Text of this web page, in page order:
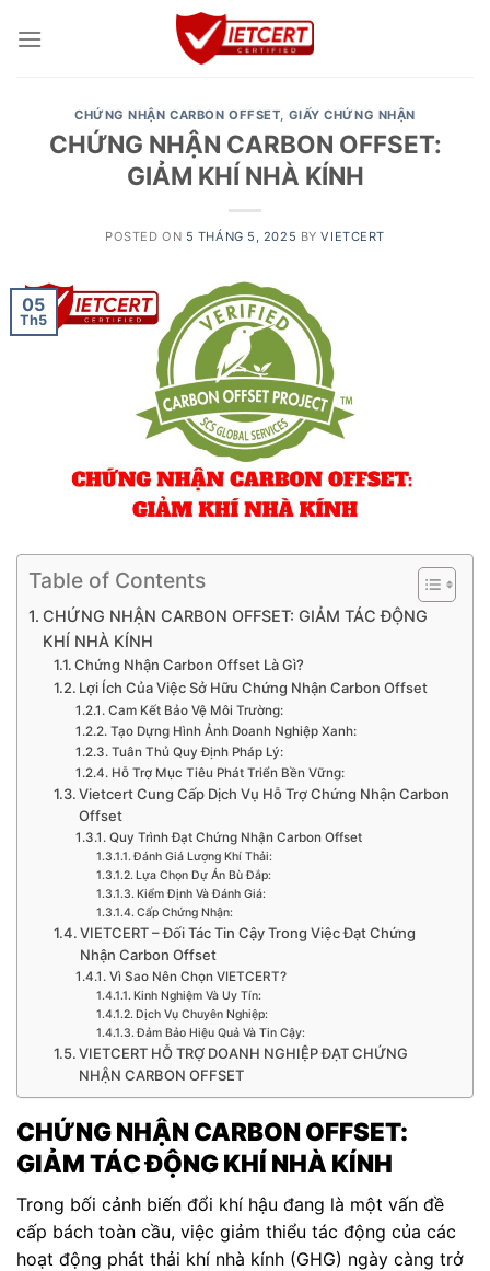
CHỨNG NHẬN CARBON OFFSET, GIẤY CHỨNG NHẬN
CHỨNG NHẬN CARBON OFFSET:
GIẢM KHÍ NHÀ KÍNH
POSTED ON 5 THÁNG 5, 2025 BYVIETCERT
05
Th5
Table of Contents
CHỨNG NHẬN CARBON OFFSET: GIẢM TÁC ĐỘNG
KHÍ NHÀ KÍNH
Chứng Nhận Carbon Offset Là Gì?
Lợi Ích Của Việc Sở Hữu Chứng Nhận Carbon Offset
Cam Kết Bảo Vệ Môi Trường:
Tạo Dựng Hình Ảnh Doanh Nghiệp Xanh:
Tuân Thủ Quy Định Pháp Lý:
Hỗ Trợ Mục Tiêu Phát Triển Bền Vững:
Vietcert Cung Cấp Dịch Vụ Hỗ Trợ Chứng Nhận Carbon
Offset
Quy Trình Đạt Chứng Nhận Carbon Offset
Đánh Giá Lượng Khí Thải:
Lựa Chọn Dự Án Bù Đắp:
Kiểm Định Và Đánh Giá:
Cấp Chứng Nhận:
VIETCERT – Đối Tác Tin Cậy Trong Việc Đạt Chứng
Nhận Carbon Offset
Vì Sao Nên Chọn VIETCERT?
Kinh Nghiệm Và Uy Tín:
Dịch Vụ Chuyên Nghiệp:
Đảm Bảo Hiệu Quả Và Tin Cậy:
VIETCERT HỖ TRỢ DOANH NGHIỆP ĐẠT CHỨNG
NHẬN CARBON OFFSET
CHỨNG NHẬN CARBON OFFSET:
GIẢM TÁC ĐỘNG KHÍ NHÀ KÍNH
Trong bối cảnh biến đổi khí hậu đang là một vấn đề
cấp bách toàn cầu, việc giảm thiểu tác động của các
hoạt động phát thải khí nhà kính (GHG) ngày càng trở